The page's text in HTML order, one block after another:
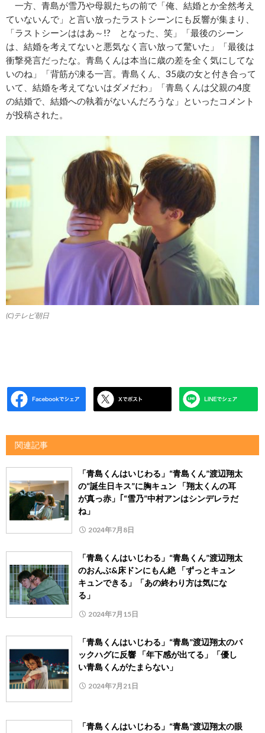
一方、青島が雪乃や母親たちの前で「俺、結婚とか全然考え
ていないんで」と言い放ったラストシーンにも反響が集まり、
「ラストシーンははあ～!? となった、笑」「最後のシーン
は、結婚を考えてないと悪気なく言い放って驚いた」「最後は
衝撃発言だったな。青島くんは本当に歳の差を全く気にしてな
いのね」「背筋が凍る一言。青島くん、35歳の女と付き合って
いて、結婚を考えてないはダメだわ」「青島くんは父親の4度
の結婚で、結婚への執着がないんだろうな」といったコメント
が投稿された。
(C)テレビ朝日
関連記事
「青島くんはいじわる」“青島くん”渡辺翔太
の“誕生日キス”に胸キュン 「翔太くんの耳
が真っ赤」｢“雪乃”中村アンはシンデレラだ
ね」
2024年7月8日
「青島くんはいじわる」“青島くん”渡辺翔太
のおんぶ&床ドンにもん絶 「ずっとキュン
キュンできる」「あの終わり方は気にな
る」
2024年7月15日
「青島くんはいじわる」“青島”渡辺翔太のバ
ックハグに反響 「年下感が出てる」「優し
い青島くんがたまらない」
2024年7月21日
「青島くんはいじわる」“青島”渡辺翔太の眼